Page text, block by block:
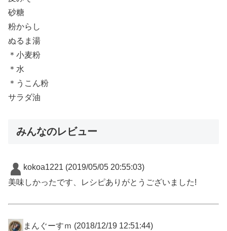
砂糖
粉からし
ぬるま湯
＊小麦粉
＊水
＊うこん粉
サラダ油
みんなのレビュー
kokoa1221 (2019/05/05 20:55:03)
美味しかったです、レシピありがとうございました!
まんぐーすｍ (2018/12/19 12:51:44)